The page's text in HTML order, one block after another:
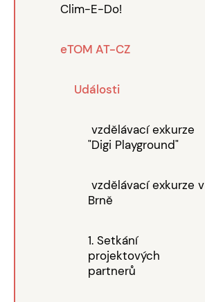
Clim-E-Do!
eTOM AT-CZ
Události
vzdělávací exkurze
"Digi Playground"
vzdělávací exkurze v
Brně
1. Setkání
projektových
partnerů